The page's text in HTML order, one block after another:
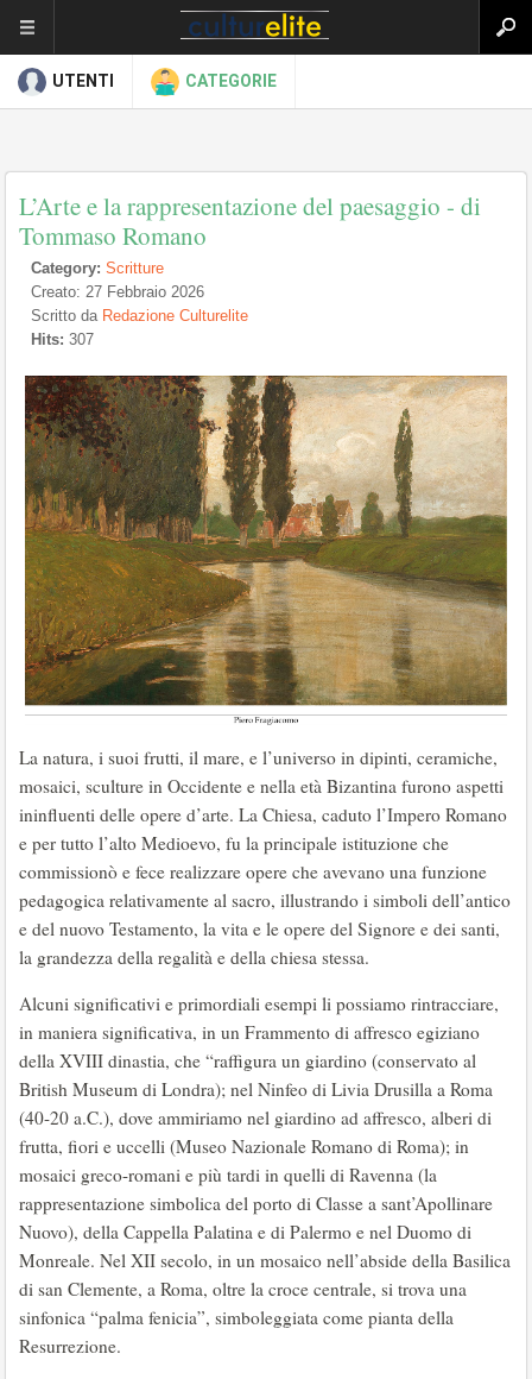
UTENTI CATEGORIE
L’Arte e la rappresentazione del paesaggio - di
Tommaso Romano
Category: Scritture
Creato: 27 Febbraio 2026
Scritto da Redazione Culturelite
Hits: 307
La natura, i suoi frutti, il mare, e l’universo in dipinti, ceramiche,
mosaici, sculture in Occidente e nella età Bizantina furono aspetti
ininfluenti delle opere d’arte. La Chiesa, caduto l’Impero Romano
e per tutto l’alto Medioevo, fu la principale istituzione che
commissionò e fece realizzare opere che avevano una funzione
pedagogica relativamente al sacro, illustrando i simboli dell’antico
e del nuovo Testamento, la vita e le opere del Signore e dei santi,
la grandezza della regalità e della chiesa stessa.
Alcuni significativi e primordiali esempi li possiamo rintracciare,
in maniera significativa, in un Frammento di affresco egiziano
della XVIII dinastia, che “raffigura un giardino (conservato al
British Museum di Londra); nel Ninfeo di Livia Drusilla a Roma
(40-20 a.C.), dove ammiriamo nel giardino ad affresco, alberi di
frutta, fiori e uccelli (Museo Nazionale Romano di Roma); in
mosaici greco-romani e più tardi in quelli di Ravenna (la
rappresentazione simbolica del porto di Classe a sant’Apollinare
Nuovo), della Cappella Palatina e di Palermo e nel Duomo di
Monreale. Nel XII secolo, in un mosaico nell’abside della Basilica
di san Clemente, a Roma, oltre la croce centrale, si trova una
sinfonica “palma fenicia”, simboleggiata come pianta della
Resurrezione.